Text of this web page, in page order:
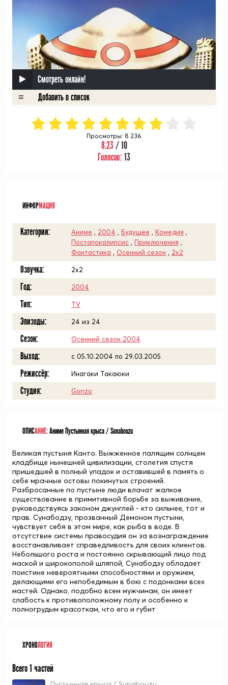
Смотреть онлайн!
Просмотры: 8 236
8.23/ 10
Голосов: 13
ИНФОРМАЦИЯ
Категории: Аниме 2004 Будущее Комедия
Постапокалипсис
Приключения
Фантастика
Осенний сезон 2x2
Озвучка: 2x2
Год: 2004
Тип: TV
Эпизоды: 24 из 24
Сезон: Осенний сезон 2004
Выход: c 05.10.2004 по 29.03.2005
Режиссёр: Инагаки Такаюки
Студия: Gonzo
ОПИСАНИЕ:Аниме Пустынная крыса / Sunabouzu
Великая пустыня Канто. Выжженное палящим солнцем
кладбище нынешней цивилизации, столетия спустя
пришедшей в полный упадок и оставившей в память о
себе мрачные остовы покинутых строений.
Разбросанные по пустыне люди влачат жалкое
существование в примитивной борьбе за выживание,
руководствуясь законом джунглей - кто сильнее, тот и
прав. Сунабодзу, прозванный Демоном пустыни,
чувствует себя в этом мире, как рыба в воде. В
отсутствие системы правосудия он за вознаграждение
восстанавливает справедливость для своих клиентов.
Небольшого роста и постоянно скрывающий лицо под
маской и широкополой шляпой, Сунабодзу обладает
поистине невероятными способностями и оружием,
делающими его непобедимым в бою с подонками всех
мастей. Однако, подобно всем мужчинам, он имеет
слабость к противоположному полу и особенно к
полногрудым красоткам, что его и губит
ХРОНОЛОГИЯ
Всего 1 частей